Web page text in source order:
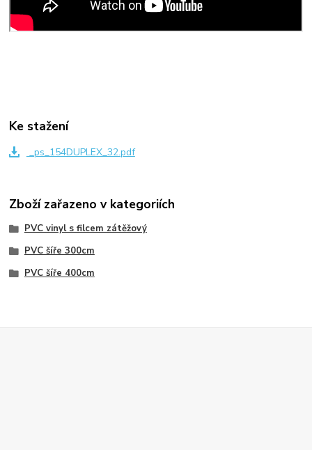
Ke stažení
_ps_154DUPLEX_32.pdf
Zboží zařazeno v kategoriích
PVC vinyl s filcem zátěžový
PVC šíře 300cm
PVC šíře 400cm